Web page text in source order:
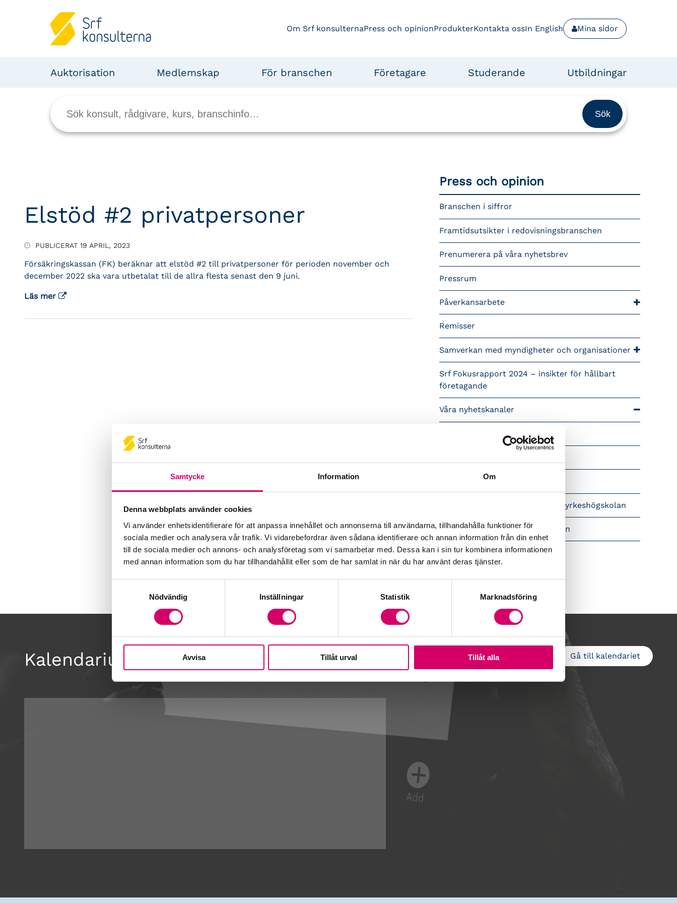
Samtycke Information Om
Denna webbplats använder cookies
Vi använder enhetsidentifierare för att anpassa innehållet och annonserna till användarna, tillhandahålla funktioner för
sociala medier och analysera vår trafik. Vi vidarebefordrar även sådana identifierare och annan information från din enhet
till de sociala medier och annons- och analysföretag som vi samarbetar med. Dessa kan i sin tur kombinera informationen
med annan information som du har tillhandahållit eller som de har samlat in när du har använt deras tjänster.
Nödvändig
Inställningar Statistik Marknadsföring
Avvisa Tillåt urval Tillåt alla
Om Srf konsulternaPress och opinionProdukterKontakta ossIn English Mina sidor
Auktorisation Medlemskap För branschen Företagare Studerande Utbildningar
Elstöd #2 privatpersoner
PUBLICERAT 19 APRIL, 2023
Försäkringskassan (FK) beräknar att elstöd #2 till privatpersoner för perioden november och
december 2022 ska vara utbetalat till de allra flesta senast den 9 juni.
Läs mer
Press och opinion
Branschen i siffror
Framtidsutsikter i redovisningsbranschen
Prenumerera på våra nyhetsbrev
Pressrum
Påverkansarbete
Remisser
Samverkan med myndigheter och organisationer
Srf Fokusrapport 2024 – insikter för hållbart
företagande
Våra nyhetskanaler
Tidningen Konsulten
Följ oss i sociala medier
Öppet brev till Myndigheten för yrkeshögskolan
Framtidsutsikter i lönebranschen
Kalendarium Gå till kalendariet
Lägg till i kalender